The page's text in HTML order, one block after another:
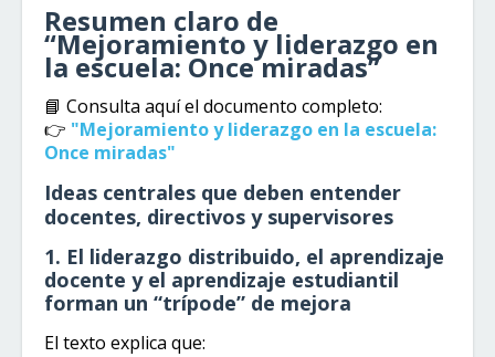
Resumen claro de
“Mejoramiento y liderazgo en
la escuela: Once miradas”
📘 Consulta aquí el documento completo:
👉 "Mejoramiento y liderazgo en la escuela:
Once miradas"
Ideas centrales que deben entender
docentes, directivos y supervisores
1. El liderazgo distribuido, el aprendizaje
docente y el aprendizaje estudiantil
forman un “trípode” de mejora
El texto explica que: